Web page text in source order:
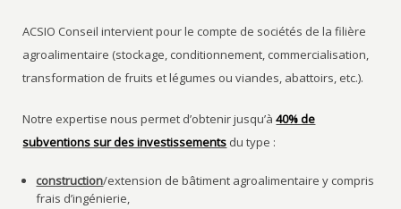
ACSIO Conseil intervient pour le compte de sociétés de la filière
agroalimentaire (stockage, conditionnement, commercialisation,
transformation de fruits et légumes ou viandes, abattoirs, etc.).
Notre expertise nous permet d’obtenir jusqu’à40% de
subventions sur des investissements du type :
construction/extension de bâtiment agroalimentaire y compris
frais d’ingénierie,